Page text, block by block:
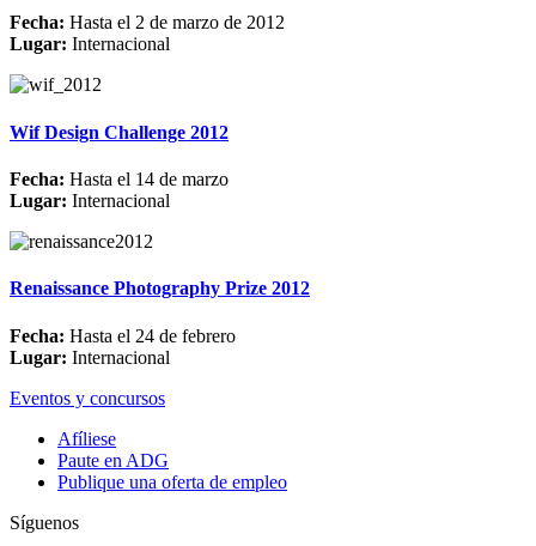
Fecha: Hasta el 2 de marzo de 2012
Lugar: Internacional
Wif Design Challenge 2012
Fecha: Hasta el 14 de marzo
Lugar: Internacional
Renaissance Photography Prize 2012
Fecha: Hasta el 24 de febrero
Lugar: Internacional
Eventos y concursos
Afíliese
Paute en ADG
Publique una oferta de empleo
Síguenos